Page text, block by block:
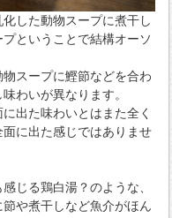
した動物スープに煮干し
ということで結構オーソ
スープに鰹節などを合わ
わいが異なります。
出た味わいとはまた全く
に出た感じではありませ
じる鶏白湯？のような、
や煮干しなど魚介がほん